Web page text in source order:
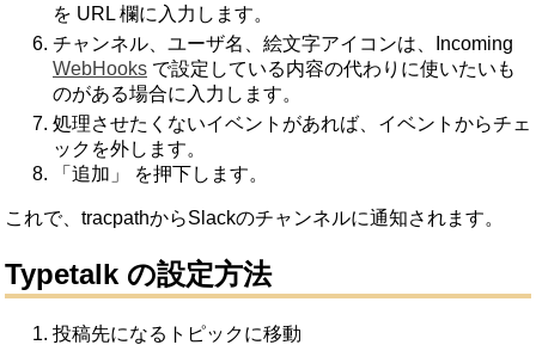
を URL 欄に入力します。
チャンネル、ユーザ名、絵文字アイコンは、Incoming
WebHooks で設定している内容の代わりに使いたいも
のがある場合に入力します。
処理させたくないイベントがあれば、イベントからチェ
ックを外します。
「追加」 を押下します。
これで、tracpathからSlackのチャンネルに通知されます。
Typetalk の設定方法
投稿先になるトピックに移動